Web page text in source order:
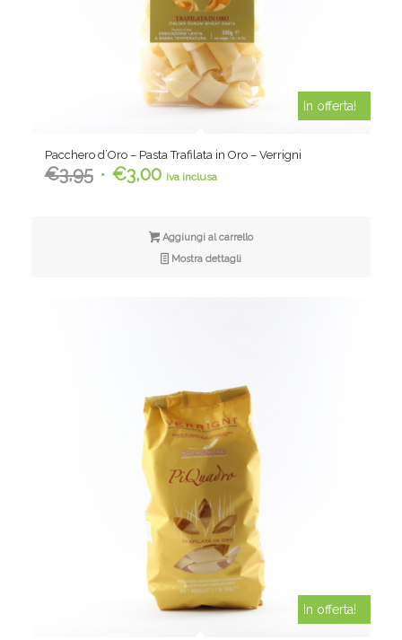
Pacchero d’Oro – Pasta Trafilata in Oro – Verrigni
€3,95 Il €3,00Il
è:
€3,00.
iva inclusa
In offerta!
Aggiungi al carrello
Mostra dettagli
In offerta!